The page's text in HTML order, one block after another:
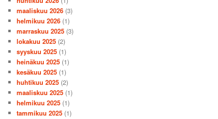
maaliskuu 2026 (3)
helmikuu 2026 (1)
marraskuu 2025 (3)
lokakuu 2025 (2)
syyskuu 2025 (1)
heinäkuu 2025 (1)
kesäkuu 2025 (1)
huhtikuu 2025 (2)
maaliskuu 2025 (1)
helmikuu 2025 (1)
tammikuu 2025 (1)